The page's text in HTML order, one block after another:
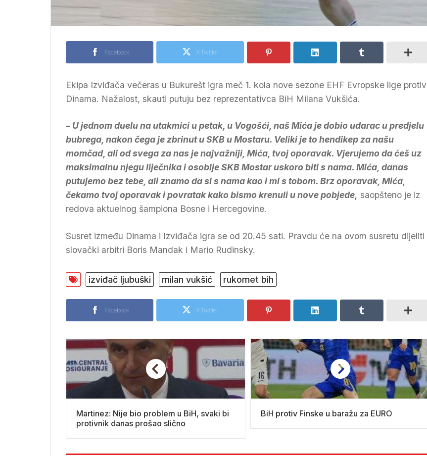
Facebook X Twitter
Ekipa Izviđača večeras u Bukurešt igra meč 1. kola nove sezone EHF Evropske lige protiv
Dinama. Nažalost, skauti putuju bez reprezentativca BiH Milana Vukšića.
– U jednom duelu na utakmici u petak, u Vogošći, naš Mića je dobio udarac u predjelu
bubrega, nakon čega je zbrinut u SKB u Mostaru. Veliki je to hendikep za našu
momčad, ali od svega za nas je najvažniji, Mića, tvoj oporavak. Vjerujemo da ćeš uz
maksimalnu njegu liječnika i osoblje SKB Mostar uskoro biti s nama. Mića, danas
putujemo bez tebe, ali znamo da si s nama kao i mi s tobom. Brz oporavak, Mića,
čekamo tvoj oporavak i povratak kako bismo krenuli u nove pobjede, saopšteno je iz
redova aktuelnog šampiona Bosne i Hercegovine.
Susret između Dinama i Izviđača igra se od 20.45 sati. Pravdu će na ovom susretu dijeliti
slovački arbitri Boris Mandak i Mario Rudinsky.
izviđač ljubuški milan vukšić rukomet bih
Facebook X Twitter
Martinez: Nije bio problem u BiH, svaki bi
protivnik danas prošao slično
BiH protiv Finske u baražu za EURO